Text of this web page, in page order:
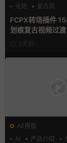
光效
复古风
支持Intel+M芯片
FCPX转场插件
划痕复古视频过渡
2天前
AE模板
AI
产品介绍